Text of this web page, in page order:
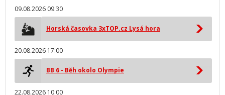
09.08.2026 09:30
Horská časovka 3xTOP.cz Lysá hora
20.08.2026 17:00
BB 6 - Běh okolo Olympie
22.08.2026 10:00